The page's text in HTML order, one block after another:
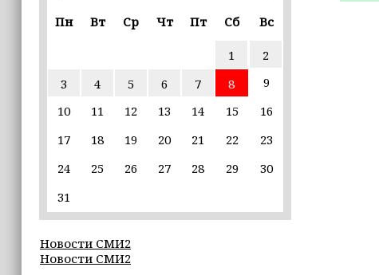
регионами России за последние
iPhone может исчезнуть с рынка
9 августа в Грозном пройдет дрифт-
17:30
Эксперт объяснил, почему не стоит
16:55
Пн
Вт Ср Чт Пт Сб Вс
1
2
3
4 5 6 7 8
9
10
11 12 13 14 15
16
17
18 19 20 21 22
23
24
25 26 27 28 29
30
31
Новости СМИ2
Новости СМИ2